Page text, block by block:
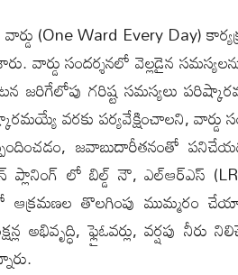
(One Ward Every Day)
వార్డు సందర్శనలో వెల్లడైన
జరిగేలోపు గరిష్ట సమస్యలు
వరకు పర్యవేక్షించాల‌ని,
జవాబుదారీతనంతో
ప్లానింగ్ లో బిల్డ్ నౌ, ఎల్ఆర్ఎస్
తొలగింపు ముమ్మరం
అభివృద్ధి, ఫ్లైఓవర్లు, వర్షపు